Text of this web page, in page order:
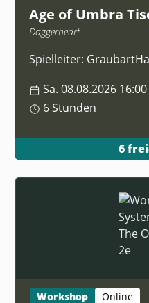
Age of Umbra
Daggerheart
Spielleiter:
Sa. 08.08.2026
6 Stunden
6
Workshop Online